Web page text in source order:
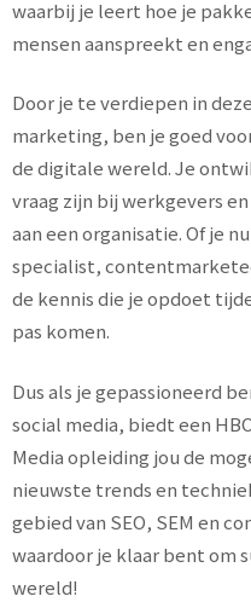
waarbij je leert hoe je
mensen aanspreekt en
Door je te verdiepen in
marketing, ben je goed
de digitale wereld. Je
vraag zijn bij werkgevers
aan een organisatie. Of je
specialist,
de kennis die je opdoet
pas komen.
Dus als je gepassioneerd
social media, biedt een
Media opleiding jou de
nieuwste trends en
gebied van SEO, SEM en
waardoor je klaar bent om
wereld!